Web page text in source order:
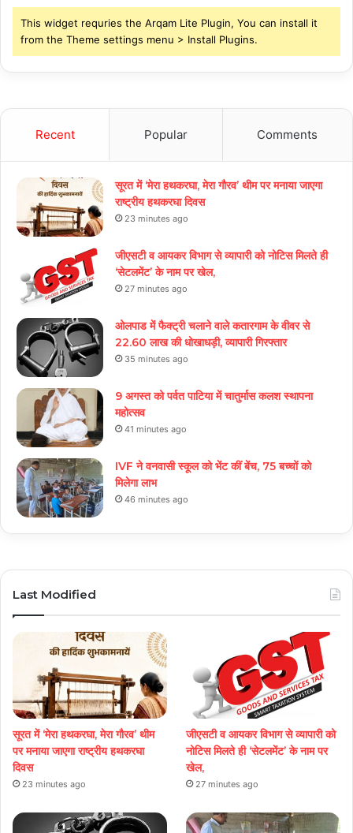
This widget requries the Arqam Lite Plugin, You can install it
from the Theme settings menu > Install Plugins.
Recent Popular Comments
सूरत में ‘मेरा हथकरघा, मेरा गौरव’ थीम पर मनाया जाएगा
राष्ट्रीय हथकरघा दिवस
23 minutes ago
जीएसटी व आयकर विभाग से व्यापारी को नोटिस मिलते ही
‘सेटलमेंट’ के नाम पर खेल,
27 minutes ago
ओलपाड में फैक्ट्री चलाने वाले कतारगाम के वीवर से
22.60 लाख की धोखाधड़ी, व्यापारी गिरफ्तार
35 minutes ago
9 अगस्त को पर्वत पाटिया में चातुर्मास कलश स्थापना
महोत्सव
41 minutes ago
IVF ने वनवासी स्कूल को भेंट कीं बेंच, 75 बच्चों को
मिलेगा लाभ
46 minutes ago
Last Modified
सूरत में ‘मेरा हथकरघा, मेरा गौरव’ थीम
पर मनाया जाएगा राष्ट्रीय हथकरघा
दिवस
23 minutes ago
जीएसटी व आयकर विभाग से व्यापारी को
नोटिस मिलते ही ‘सेटलमेंट’ के नाम पर
खेल,
27 minutes ago